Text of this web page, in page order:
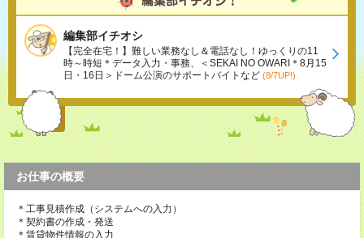
編集部イチオシ
【完全在宅！】難しい業務なし＆電話なし！ゆっくりの11
時～時短＊データ入力・事務、＜SEKAI NO OWARI＊8月15
日・16日＞ドーム公演のサポートバイトなど (8/7UP!)
お仕事の概要
＊工事見積作成（システムへの入力）
＊契約書の作成・発送
＊賃貸物件情報の入力